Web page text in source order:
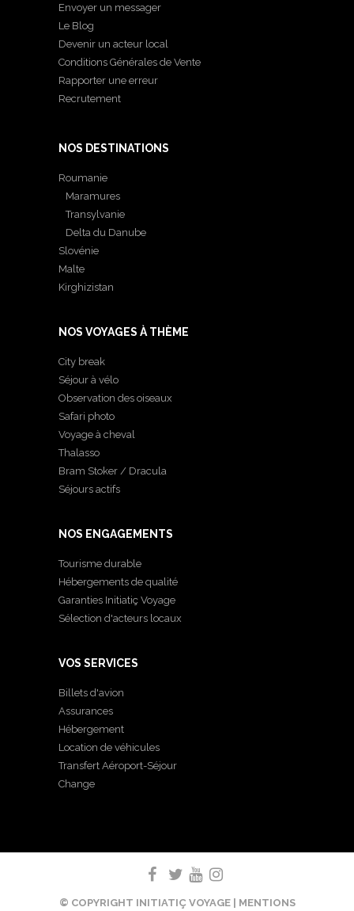
Envoyer un messager
Le Blog
Devenir un acteur local
Conditions Générales de Vente
Rapporter une erreur
Recrutement
NOS DESTINATIONS
Roumanie
Maramures
Transylvanie
Delta du Danube
Slovénie
Malte
Kirghizistan
NOS VOYAGES À THÈME
City break
Séjour à vélo
Observation des oiseaux
Safari photo
Voyage à cheval
Thalasso
Bram Stoker / Dracula
Séjours actifs
NOS ENGAGEMENTS
Tourisme durable
Hébergements de qualité
Garanties Initiatiç Voyage
Sélection d'acteurs locaux
VOS SERVICES
Billets d'avion
Assurances
Hébergement
Location de véhicules
Transfert Aéroport-Séjour
Change
© COPYRIGHT INITIATIÇ VOYAGE | MENTIONS